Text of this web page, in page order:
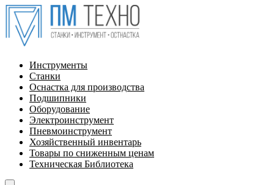
Инструменты
Станки
Оснастка для производства
Подшипники
Оборудование
Электроинструмент
Пневмоинструмент
Хозяйственный инвентарь
Товары по сниженным ценам
Техническая Библиотека